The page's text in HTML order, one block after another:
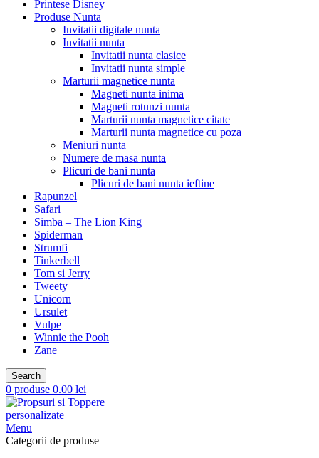
Printese Disney
Produse Nunta
Invitatii digitale nunta
Invitatii nunta
Invitatii nunta clasice
Invitatii nunta simple
Marturii magnetice nunta
Magneti nunta inima
Magneti rotunzi nunta
Marturii nunta magnetice citate
Marturii nunta magnetice cu poza
Meniuri nunta
Numere de masa nunta
Plicuri de bani nunta
Plicuri de bani nunta ieftine
Rapunzel
Safari
Simba – The Lion King
Spiderman
Strumfi
Tinkerbell
Tom si Jerry
Tweety
Unicorn
Ursulet
Vulpe
Winnie the Pooh
Zane
Search
0 produse 0.00 lei
Menu
Categorii de produse